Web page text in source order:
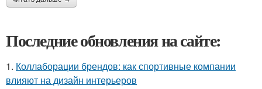
Последние обновления на сайте:
1. Коллаборации брендов: как спортивные компании
влияют на дизайн интерьеров